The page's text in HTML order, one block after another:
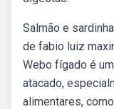
Salmão e
de fabio luiz
Webo fígado é
atacado,
alimentares,